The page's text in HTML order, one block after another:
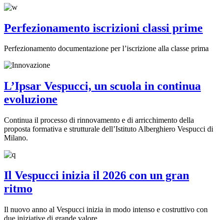
Perfezionamento iscrizioni classi prime
Perfezionamento documentazione per l’iscrizione alla classe prima
L’Ipsar Vespucci, un scuola in continua
evoluzione
Continua il processo di rinnovamento e di arricchimento della
proposta formativa e strutturale dell’Istituto Alberghiero Vespucci di
Milano.
Il Vespucci inizia il 2026 con un gran
ritmo
Il nuovo anno al Vespucci inizia in modo intenso e costruttivo con
due iniziative di grande valore